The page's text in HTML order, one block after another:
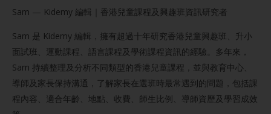
Sam — Kidemy 編輯｜香港兒童課程及興趣班資訊研究者
Sam 是 Kidemy 編輯，擁有超過十年研究香港兒童興趣班、升小
面試班、運動課程、語言課程及學術課程資訊的經驗。多年來，
Sam 持續整理及分析不同類型的香港兒童課程，並與教育中心、
導師及家長保持溝通，了解家長在選班時最常遇到的問題，包括課
程內容、適合年齡、地點、收費、師生比例、導師資歷及學習成效